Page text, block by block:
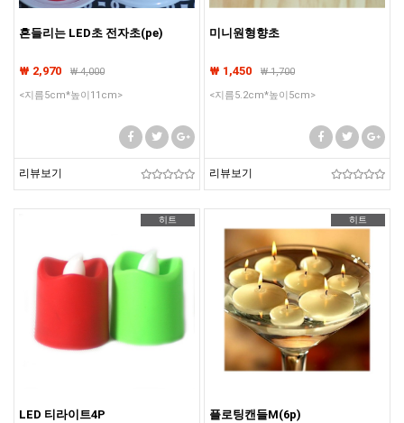
흔들리는 LED초 전자초(pe)
₩ 2,970 ₩4,000
<지름5cm*높이11cm>
리뷰보기
미니원형향초
₩ 1,450 ₩1,700
<지름5.2cm*높이5cm>
리뷰보기
히트
LED 티라이트4P
히트
플로팅캔들M(6p)